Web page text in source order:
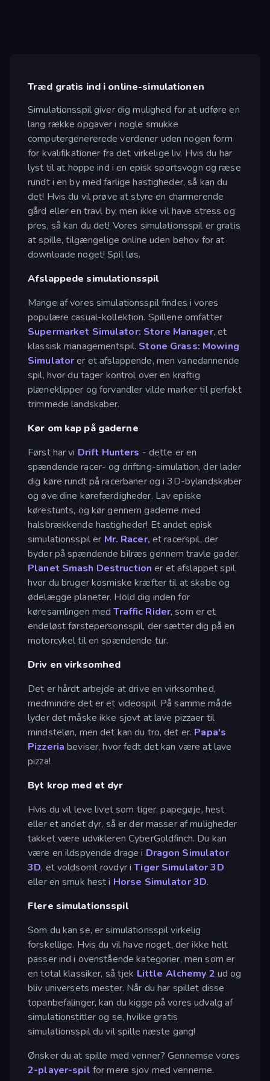
Træd gratis ind i online-simulationen
Simulationsspil giver dig mulighed for at udføre en
lang række opgaver i nogle smukke
computergenererede verdener uden nogen form
for kvalifikationer fra det virkelige liv. Hvis du har
lyst til at hoppe ind i en episk sportsvogn og ræse
rundt i en by med farlige hastigheder, så kan du
det! Hvis du vil prøve at styre en charmerende
gård eller en travl by, men ikke vil have stress og
pres, så kan du det! Vores simulationsspil er gratis
at spille, tilgængelige online uden behov for at
downloade noget! Spil løs.
Afslappede simulationsspil
Mange af vores simulationsspil findes i vores
populære casual-kollektion. Spillene omfatter
Supermarket Simulator: Store Manager, et
klassisk managementspil. Stone Grass: Mowing
Simulatorer et afslappende, men vanedannende
spil, hvor du tager kontrol over en kraftig
plæneklipper og forvandler vilde marker til perfekt
trimmede landskaber.
Kør om kap på gaderne
Først har vi Drift Hunters - dette er en
spændende racer- og drifting-simulation, der lader
dig køre rundt på racerbaner og i 3D-bylandskaber
og øve dine kørefærdigheder. Lav episke
kørestunts, og kør gennem gaderne med
halsbrækkende hastigheder! Et andet episk
simulationsspil er Mr. Racer, et racerspil, der
byder på spændende bilræs gennem travle gader.
Planet Smash Destruction er et afslappet spil,
hvor du bruger kosmiske kræfter til at skabe og
ødelægge planeter. Hold dig inden for
køresamlingen medTraffic Rider, som er et
endeløst førstepersonsspil, der sætter dig på en
motorcykel til en spændende tur.
Driv en virksomhed
Det er hårdt arbejde at drive en virksomhed,
medmindre det er et videospil. På samme måde
lyder det måske ikke sjovt at lave pizzaer til
mindsteløn, men det kan du tro, det er. Papa's
Pizzeria beviser, hvor fedt det kan være at lave
pizza!
Byt krop med et dyr
Hvis du vil leve livet som tiger, papegøje, hest
eller et andet dyr, så er der masser af muligheder
takket være udvikleren CyberGoldfinch. Du kan
være en ildspyende drage i Dragon Simulator
3D, et voldsomt rovdyr iTiger Simulator 3D
eller en smuk hest i Horse Simulator 3D.
Flere simulationsspil
Som du kan se, er simulationsspil virkelig
forskellige. Hvis du vil have noget, der ikke helt
passer ind i ovenstående kategorier, men som er
en total klassiker, så tjek Little Alchemy 2 ud og
bliv universets mester. Når du har spillet disse
topanbefalinger, kan du kigge på vores udvalg af
simulationstitler og se, hvilke gratis
simulationsspil du vil spille næste gang!
Ønsker du at spille med venner? Gennemse vores
2-player-spil for mere sjov med vennerne.